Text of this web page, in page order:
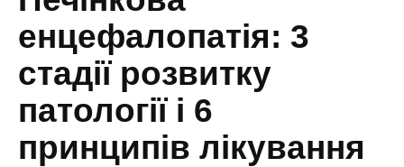
енцефалопатія: 3
стадії розвитку
патології і 6
принципів лікування